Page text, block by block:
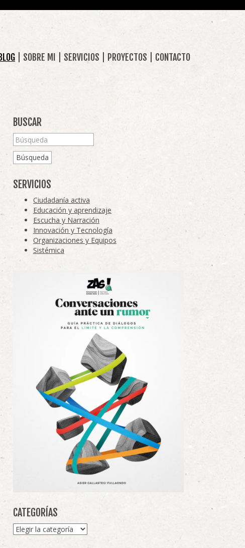
BLOG SOBRE MI SERVICIOS PROYECTOS CONTACTO
BUSCAR
Búsqueda
SERVICIOS
Ciudadanía activa
Educación y aprendizaje
Escucha y Narración
Innovación y Tecnología
Organizaciones y Equipos
Sistémica
CATEGORÍAS
Categorías